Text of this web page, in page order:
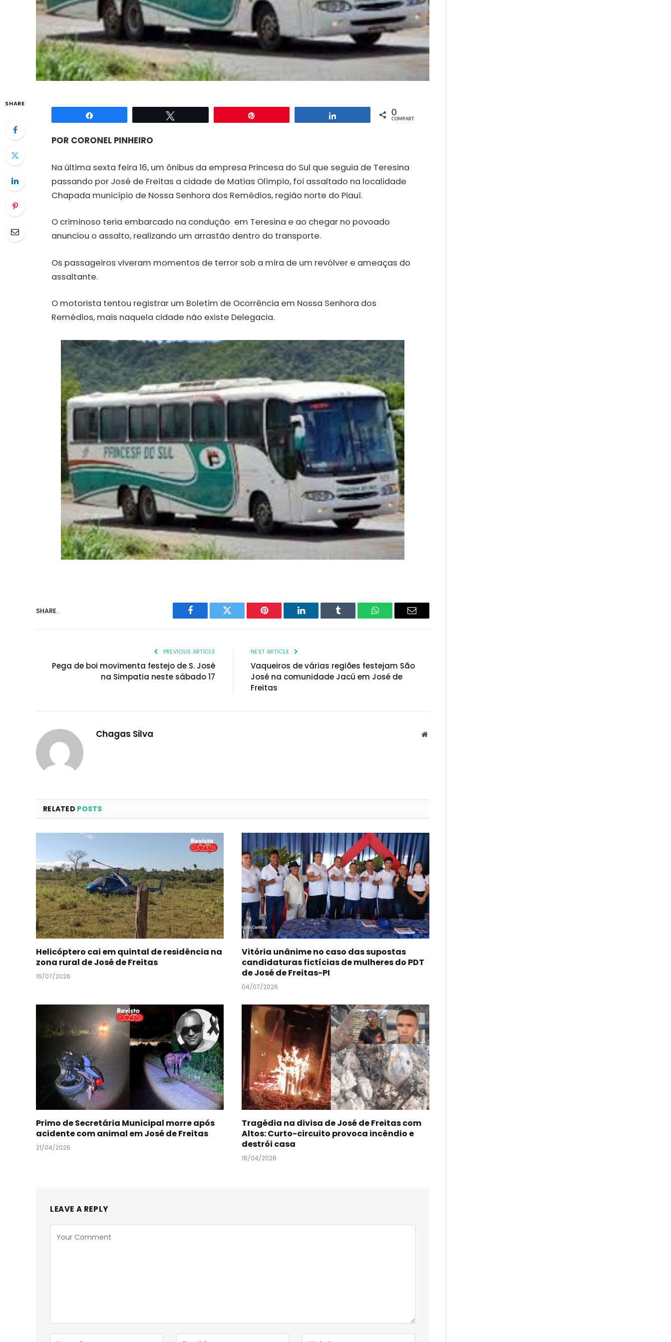
SHARE
Compartilhar 0
COMPART.
POR CORONEL PINHEIRO
Na última sexta feira 16, um ônibus da empresa Princesa do Sul que seguia de Teresina
passando por José de Freitas a cidade de Matias Olímpio, foi assaltado na localidade
Chapada município de Nossa Senhora dos Remédios, região norte do Piauí.
O criminoso teria embarcado na condução em Teresina e ao chegar no povoado
anunciou o assalto, realizando um arrastão dentro do transporte.
Os passageiros viveram momentos de terror sob a mira de um revólver e ameaças do
assaltante.
O motorista tentou registrar um Boletim de Ocorrência em Nossa Senhora dos
Remédios, mais naquela cidade não existe Delegacia.
SHARE.
Facebook Twitter Pinterest LinkedIn Tumblr WhatsAppEmail
PREVIOUS ARTICLE
Pega de boi movimenta festejo de S. José
na Simpatia neste sábado 17
NEXT ARTICLE
Vaqueiros de várias regiões festejam São
José na comunidade Jacú em José de
Freitas
Chagas Silva Website
RELATED POSTS
Helicóptero cai em quintal de residência na
zona rural de José de Freitas
16/07/2026
Vitória unânime no caso das supostas
candidaturas fictícias de mulheres do PDT
de José de Freitas-PI
04/07/2026
Primo de Secretária Municipal morre após
acidente com animal em José de Freitas
21/04/2026
Tragédia na divisa de José de Freitas com
Altos: Curto-circuito provoca incêndio e
destrói casa
16/04/2026
LEAVE A REPLY